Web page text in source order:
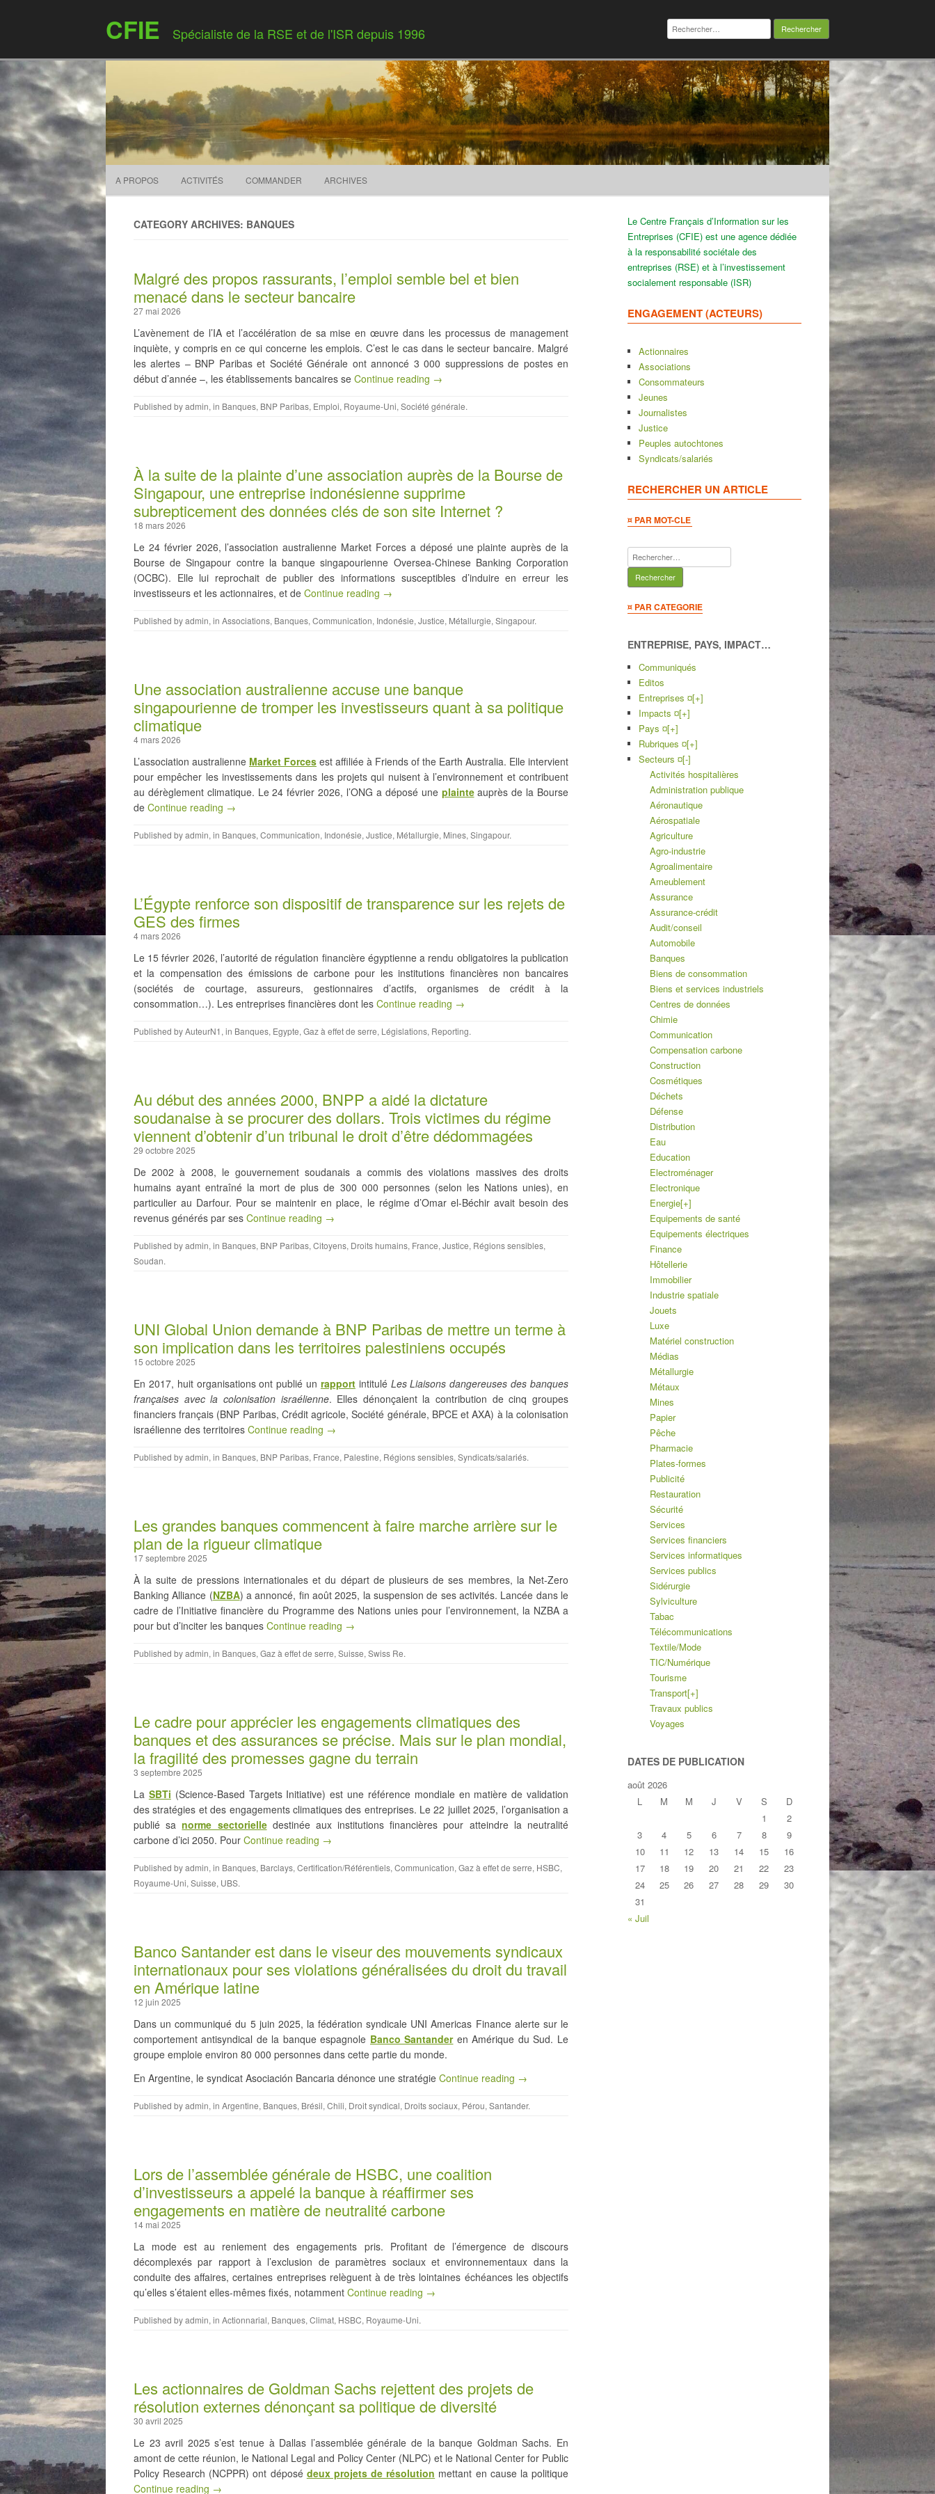
CFIE Spécialiste de la RSE et de l'ISR depuis 1996
Rechercher :
Skip to content
A PROPOS ACTIVITÉS COMMANDER ARCHIVES
CATEGORY ARCHIVES: BANQUES
Malgré des propos rassurants, l’emploi semble bel et bien
menacé dans le secteur bancaire
27 mai 2026
L’avènement de l’IA et l’accélération de sa mise en œuvre dans les processus de management
inquiète, y compris en ce qui concerne les emplois. C’est le cas dans le secteur bancaire. Malgré
les alertes – BNP Paribas et Société Générale ont annoncé 3 000 suppressions de postes en
début d’année –, les établissements bancaires se Continue reading →
Published byadmin, in Banques, BNP Paribas, Emploi, Royaume-Uni, Société générale.
À la suite de la plainte d’une association auprès de la Bourse de
Singapour, une entreprise indonésienne supprime
subrepticement des données clés de son site Internet ?
18 mars 2026
Le 24 février 2026, l’association australienne Market Forces a déposé une plainte auprès de la
Bourse de Singapour contre la banque singapourienne Oversea-Chinese Banking Corporation
(OCBC). Elle lui reprochait de publier des informations susceptibles d’induire en erreur les
investisseurs et les actionnaires, et de Continue reading →
Published byadmin, in Associations, Banques, Communication, Indonésie, Justice, Métallurgie, Singapour.
Une association australienne accuse une banque
singapourienne de tromper les investisseurs quant à sa politique
climatique
4 mars 2026
L’association australienne Market Forces est affiliée à Friends of the Earth Australia. Elle intervient
pour empêcher les investissements dans les projets qui nuisent à l’environnement et contribuent
au dérèglement climatique. Le 24 février 2026, l’ONG a déposé une plainteauprès de la Bourse
de Continue reading →
Published byadmin, in Banques, Communication, Indonésie, Justice, Métallurgie, Mines, Singapour.
L’Égypte renforce son dispositif de transparence sur les rejets de
GES des firmes
4 mars 2026
Le 15 février 2026, l’autorité de régulation financière égyptienne a rendu obligatoires la publication
et la compensation des émissions de carbone pour les institutions financières non bancaires
(sociétés de courtage, assureurs, gestionnaires d’actifs, organismes de crédit à la
consommation…). Les entreprises financières dont les Continue reading →
Published byAuteurN1 , in Banques, Egypte, Gaz à effet de serre, Législations, Reporting.
Au début des années 2000, BNPP a aidé la dictature
soudanaise à se procurer des dollars. Trois victimes du régime
viennent d’obtenir d’un tribunal le droit d’être dédommagées
29 octobre 2025
De 2002 à 2008, le gouvernement soudanais a commis des violations massives des droits
humains ayant entraîné la mort de plus de 300 000 personnes (selon les Nations unies), en
particulier au Darfour. Pour se maintenir en place, le régime d’Omar el-Béchir avait besoin des
revenus générés par ses Continue reading →
Published byadmin, in Banques, BNP Paribas, Citoyens, Droits humains, France, Justice, Régions sensibles,
Soudan.
UNI Global Union demande à BNP Paribas de mettre un terme à
son implication dans les territoires palestiniens occupés
15 octobre 2025
En 2017, huit organisations ont publié un rapportintitulé Les Liaisons dangereuses des banques
françaises avec la colonisation israélienne. Elles dénonçaient la contribution de cinq groupes
financiers français (BNP Paribas, Crédit agricole, Société générale, BPCE et AXA) à la colonisation
israélienne des territoires Continue reading →
Published byadmin, in Banques, BNP Paribas, France, Palestine, Régions sensibles, Syndicats/salariés.
Les grandes banques commencent à faire marche arrière sur le
plan de la rigueur climatique
17 septembre 2025
À la suite de pressions internationales et du départ de plusieurs de ses membres, la Net-Zero
Banking Alliance (NZBA) a annoncé, fin août 2025, la suspension de ses activités. Lancée dans le
cadre de l’Initiative financière du Programme des Nations unies pour l’environnement, la NZBA a
pour but d’inciter les banques Continue reading →
Published byadmin, in Banques, Gaz à effet de serre, Suisse, Swiss Re.
Le cadre pour apprécier les engagements climatiques des
banques et des assurances se précise. Mais sur le plan mondial,
la fragilité des promesses gagne du terrain
3 septembre 2025
La SBTi (Science-Based Targets Initiative) est une référence mondiale en matière de validation
des stratégies et des engagements climatiques des entreprises. Le 22 juillet 2025, l’organisation a
publié sanorme sectorielledestinée aux institutions financières pour atteindre la neutralité
carbone d’ici 2050. Pour Continue reading →
Published byadmin, in Banques, Barclays, Certification/Référentiels, Communication, Gaz à effet de serre, HSBC,
Royaume-Uni, Suisse, UBS.
Banco Santander est dans le viseur des mouvements syndicaux
internationaux pour ses violations généralisées du droit du travail
en Amérique latine
12 juin 2025
Dans un communiqué du 5 juin 2025, la fédération syndicale UNI Americas Finance alerte sur le
comportement antisyndical de la banque espagnole Banco Santanderen Amérique du Sud. Le
groupe emploie environ 80 000 personnes dans cette partie du monde.
En Argentine, le syndicat Asociación Bancaria dénonce une stratégie Continue reading →
Published byadmin, in Argentine, Banques, Brésil, Chili, Droit syndical, Droits sociaux, Pérou, Santander.
Lors de l’assemblée générale de HSBC, une coalition
d’investisseurs a appelé la banque à réaffirmer ses
engagements en matière de neutralité carbone
14 mai 2025
La mode est au reniement des engagements pris. Profitant de l’émergence de discours
décomplexés par rapport à l’exclusion de paramètres sociaux et environnementaux dans la
conduite des affaires, certaines entreprises relèguent à de très lointaines échéances les objectifs
qu’elles s’étaient elles-mêmes fixés, notamment Continue reading →
Published byadmin, in Actionnarial, Banques, Climat, HSBC, Royaume-Uni.
Les actionnaires de Goldman Sachs rejettent des projets de
résolution externes dénonçant sa politique de diversité
30 avril 2025
Le 23 avril 2025 s’est tenue à Dallas l’assemblée générale de la banque Goldman Sachs. En
amont de cette réunion, le National Legal and Policy Center (NLPC) et le National Center for Public
Policy Research (NCPPR) ont déposé deux projets de résolution mettant en cause la politique
Continue reading →
Le Centre Français d’Information sur les
Entreprises (CFIE) est une agence dédiée
à la responsabilité sociétale des
entreprises (RSE) et à l’investissement
socialement responsable (ISR)
ENGAGEMENT (ACTEURS)
Actionnaires
Associations
Consommateurs
Jeunes
Journalistes
Justice
Peuples autochtones
Syndicats/salariés
RECHERCHER UN ARTICLE
¤ PAR MOT-CLE
Rechercher :
¤ PAR CATEGORIE
ENTREPRISE, PAYS, IMPACT…
Communiqués
Editos
Entreprises ¤[+]
Impacts ¤[+]
Pays ¤[+]
Rubriques ¤[+]
Secteurs ¤[-]
Activités hospitalières
Administration publique
Aéronautique
Aérospatiale
Agriculture
Agro-industrie
Agroalimentaire
Ameublement
Assurance
Assurance-crédit
Audit/conseil
Automobile
Banques
Biens de consommation
Biens et services industriels
Centres de données
Chimie
Communication
Compensation carbone
Construction
Cosmétiques
Déchets
Défense
Distribution
Eau
Education
Electroménager
Electronique
Energie[+]
Equipements de santé
Equipements électriques
Finance
Hôtellerie
Immobilier
Industrie spatiale
Jouets
Luxe
Matériel construction
Médias
Métallurgie
Métaux
Mines
Papier
Pêche
Pharmacie
Plates-formes
Publicité
Restauration
Sécurité
Services
Services financiers
Services informatiques
Services publics
Sidérurgie
Sylviculture
Tabac
Télécommunications
Textile/Mode
TIC/Numérique
Tourisme
Transport[+]
Travaux publics
Voyages
DATES DE PUBLICATION
août 2026
L
M M J V S
D
1
2
3
4 5 6 7 8
9
10
11 12 13 14 15
16
17
18 19 20 21 22
23
24
25 26 27 28 29
30
31
« Juil